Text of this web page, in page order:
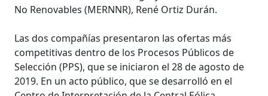
No Renovables (MERNNR), René Ortiz Durán.
Las dos compañías presentaron las ofertas más
competitivas dentro de los Procesos Públicos de
Selección (PPS), que se iniciaron el 28 de agosto de
2019. En un acto público, que se desarrolló en el